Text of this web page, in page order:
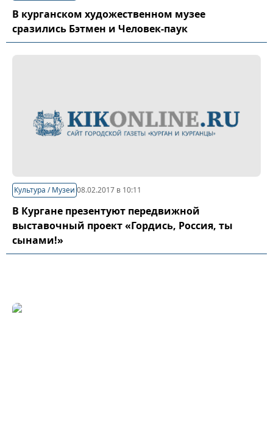
В курганском художественном музее
сразились Бэтмен и Человек-паук
Культура / Музеи 08.02.2017 в 10:11
В Кургане презентуют передвижной
выставочный проект «Гордись, Россия, ты
сынами!»